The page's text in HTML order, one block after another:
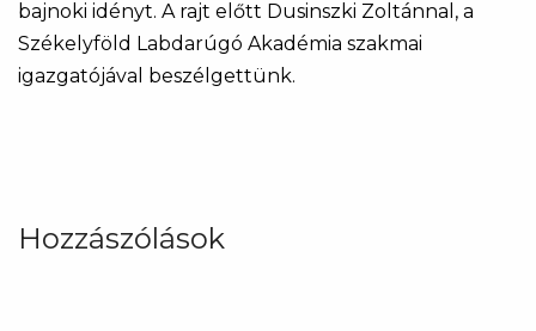
bajnoki idényt. A rajt előtt Dusinszki Zoltánnal, a
Székelyföld Labdarúgó Akadémia szakmai
igazgatójával beszélgettünk.
Hozzászólások